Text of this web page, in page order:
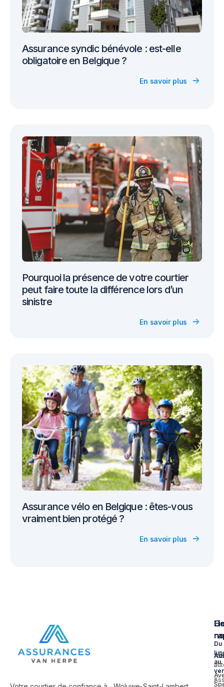
Assurance syndic bénévole : est-elle
obligatoire en Belgique ?
En savoir plus
Pourquoi la présence de votre courtier
peut faire toute la différence lors d’un
sinistre
En savoir plus
Assurance vélo en Belgique : êtes-vous
vraiment bien protégé ?
En savoir plus
:
Du
au
: